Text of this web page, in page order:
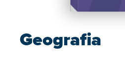
Geografia